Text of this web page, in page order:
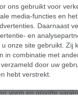
(nuggets/gems) zijn
oxiden. De
gesmoten glas
die door een oven
hun uiteindelike
de vorm en afmeting
semi-ronde vorm
onderkant. Elke steen
diameter van 10-13
vorm en grootte
ons gebruikt voor
media-functies en
Daarnaast
en
onze site gebruikt. Zij
in combinatie met
door uw
hebt verstrekt.